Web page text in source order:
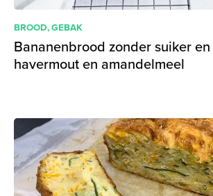
BROOD,GEBAK
Bananenbrood zonder suiker
havermout en amandelmeel